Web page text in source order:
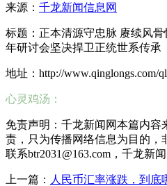
来源： 千龙新闻信息网
标题：正本清源守忠脉 赓续风
年研讨会坚决捍卫正统世系传承
地址：http://www.qinglongs.com/
心灵鸡汤：
免责声明：千龙新闻网本篇内容
责，只为传播网络信息为目的，
联系btr2031@163.com，千龙新
上一篇： 人民币汇率涨跌，到底